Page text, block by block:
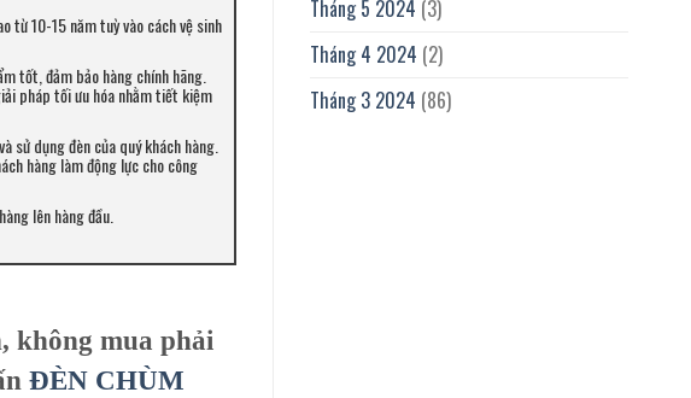
từ 10-15 năm tuỳ vào cách vệ sinh
tốt, đảm bảo hàng chính hãng.
pháp tối ưu hóa nhằm tiết kiệm
sử dụng đèn của quý khách hàng.
hàng làm động lực cho công
lên hàng đầu.
không mua phải
ĐÈN CHÙM
Tháng 5 2024 (3)
Tháng 4 2024 (2)
Tháng 3 2024 (86)